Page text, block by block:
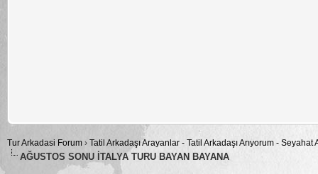
Tur Arkadasi Forum › Tatil Arkadaşı Arayanlar - Tatil Arkadaşı Arıyorum -
AĞUSTOS SONU İTALYA TURU BAYAN BAYANA